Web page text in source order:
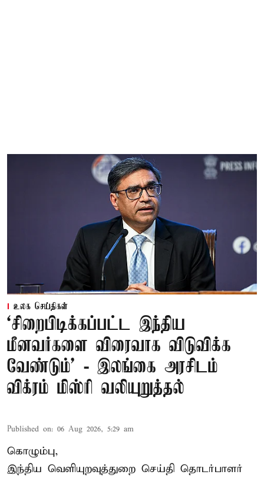
உலக செய்திகள்
‘சிறைபிடிக்கப்பட்ட இந்திய
மீனவர்களை விரைவாக விடுவிக்க
வேண்டும்' - இலங்கை அரசிடம்
விக்ரம் மிஸ்ரி வலியுறுத்தல்
Published on: 06 Aug 2026, 5:29 am
கொழும்பு,
இந்திய வெளியுறவுத்துறை செய்தி தொடர்பாளர்